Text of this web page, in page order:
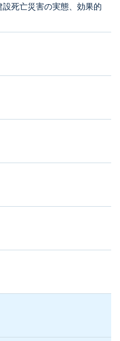
設死亡災害の実態、効果的